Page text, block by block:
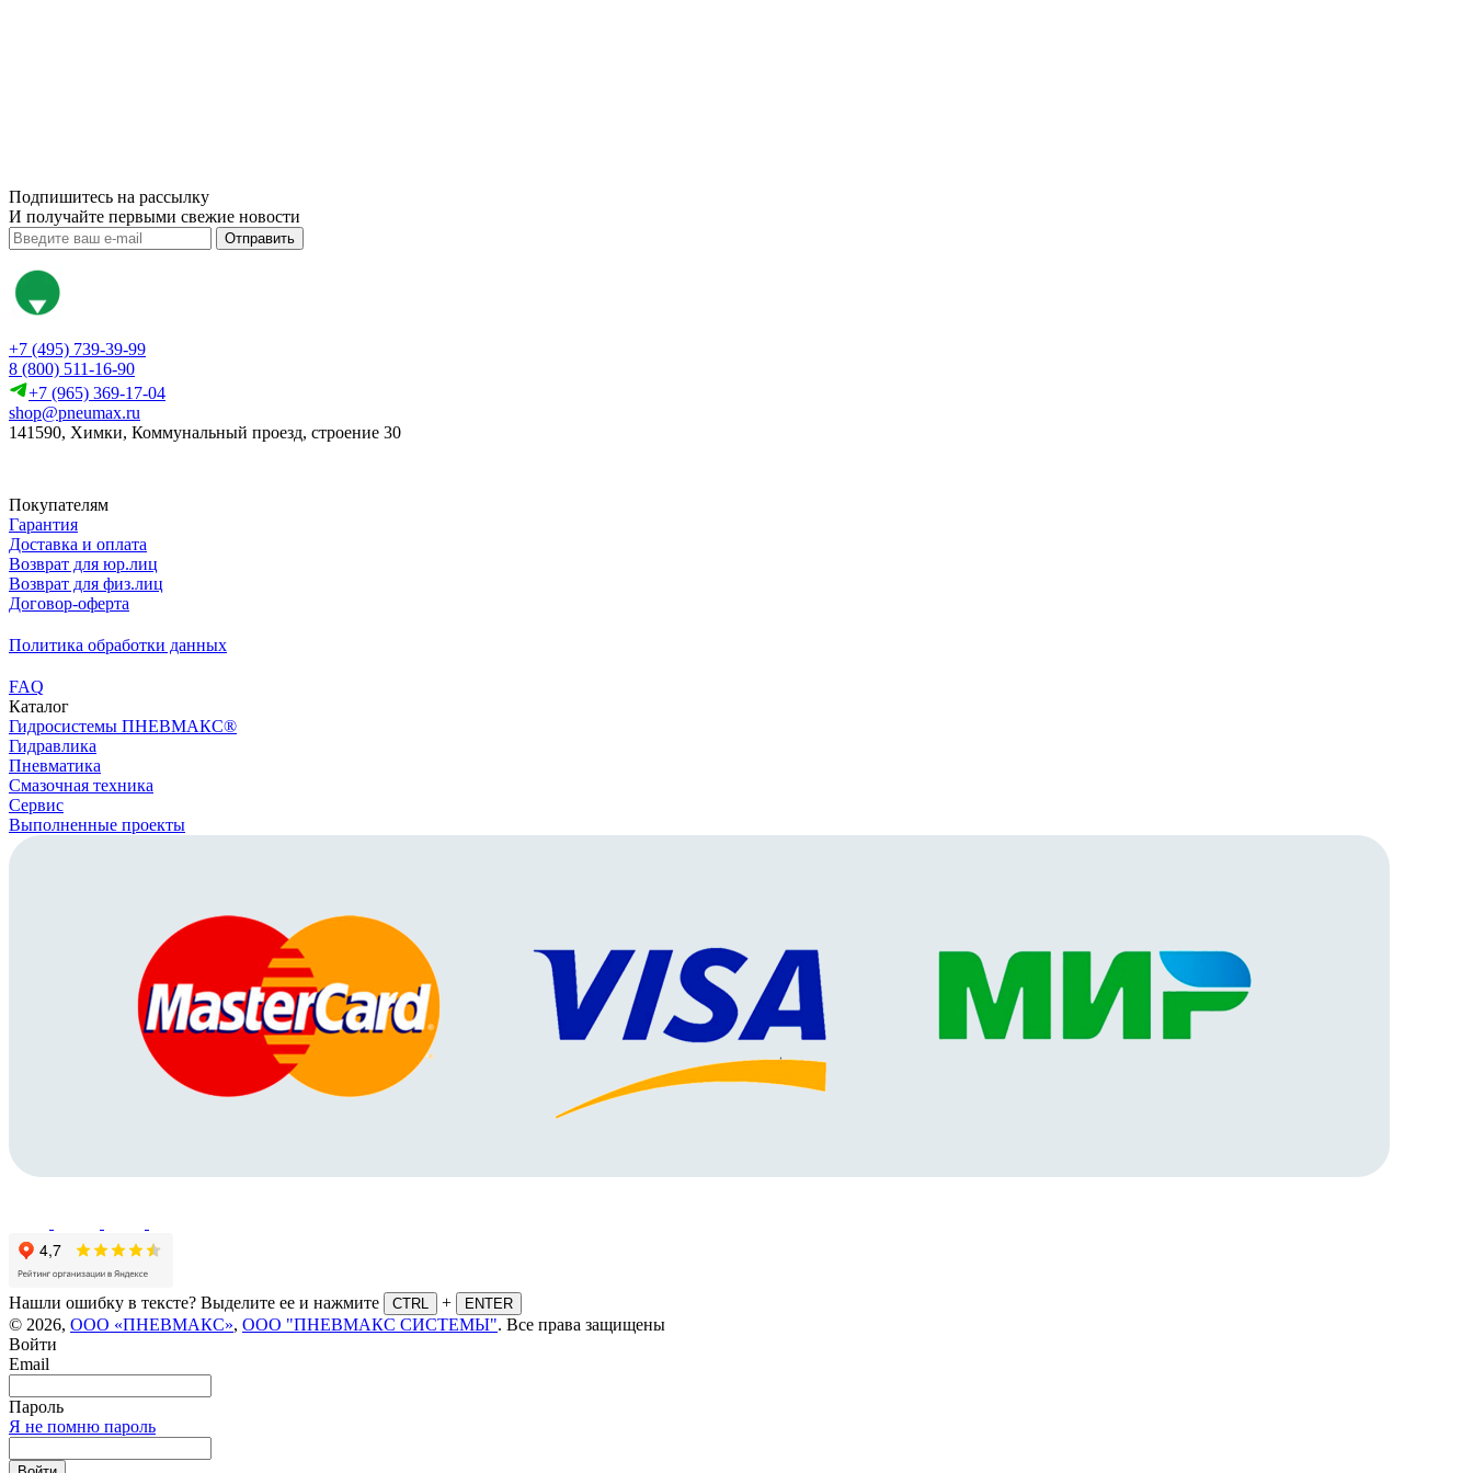
Подпишитесь на рассылку
И получайте первыми свежие новости
Отправить
+7 (495) 739-39-99
8 (800) 511-16-90
+7 (965) 369-17-04
shop@pneumax.ru
141590, Химки, Коммунальный проезд, строение 30
Покупателям
Гарантия
Доставка и оплата
Возврат для юр.лиц
Возврат для физ.лиц
Договор-оферта
Политика обработки данных
FAQ
Каталог
Гидросистемы ПНЕВМАКС®
Гидравлика
Пневматика
Смазочная техника
Сервис
Выполненные проекты
Нашли ошибку в тексте? Выделите ее и нажмите CTRL + ENTER
© 2026, ООО «ПНЕВМАКС», ООО "ПНЕВМАКС СИСТЕМЫ". Все права защищены
Войти
Email
Пароль
Я не помню пароль